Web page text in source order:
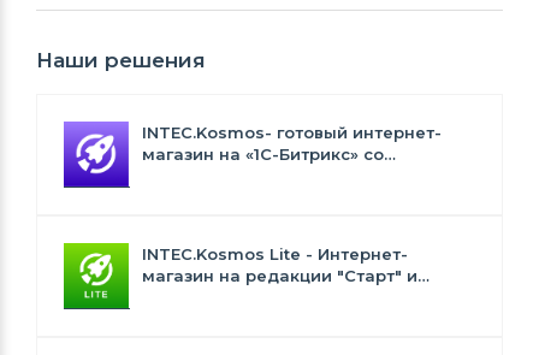
Наши решения
INTEC.Kosmos- готовый интернет-
магазин на «1С-Битрикс» со
INTEC.Kosmos Lite - Интернет-
магазин на редакции "Старт" и